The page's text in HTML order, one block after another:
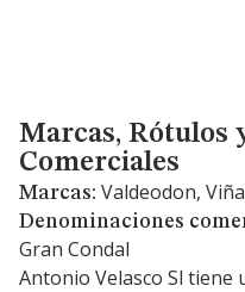
Marcas, Rótulos y
Marcas, Rótulos
Comerciales
Marcas: Valdeodon,
Denominaciones
Gran Condal
Antonio Velasco Sl tiene